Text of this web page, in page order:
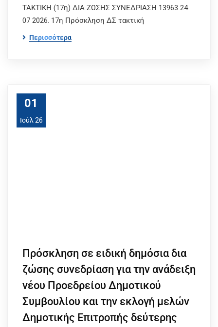
ΤΑΚΤΙΚΗ (17η) ΔΙΑ ΖΩΣΗΣ ΣΥΝΕΔΡΙΑΣΗ 13963 24
07 2026. 17η Πρόσκληση ΔΣ τακτική
Περισσότερα
01
Ιούλ 26
Πρόσκληση σε ειδική δημόσια δια
ζώσης συνεδρίαση για την ανάδειξη
νέου Προεδρείου Δημοτικού
Συμβουλίου και την εκλογή μελών
Δημοτικής Επιτροπής δεύτερης